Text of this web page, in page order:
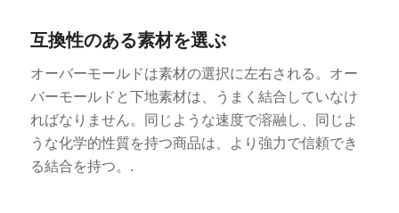
互換性のある素材を選ぶ
オーバーモールドは素材の選択に左右される。オー
バーモールドと下地素材は、うまく結合していなけ
ればなりません。同じような速度で溶融し、同じよ
うな化学的性質を持つ商品は、より強力で信頼でき
る結合を持つ。.